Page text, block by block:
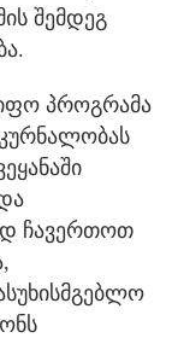
შემდეგ
პროგრამა
ჩავერთოთ